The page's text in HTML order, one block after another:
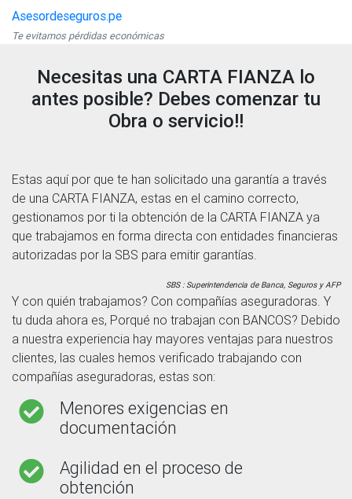
Asesordeseguros.pe
Te evitamos pérdidas económicas
Necesitas una CARTA FIANZA lo
antes posible? Debes comenzar tu
Obra o servicio!!
Estas aquí por que te han solicitado una garantía a través
de una CARTA FIANZA, estas en el camino correcto,
gestionamos por ti la obtención de la CARTA FIANZA ya
que trabajamos en forma directa con entidades financieras
autorizadas por la SBS para emitir garantías.
SBS : Superintendencia de Banca, Seguros y AFP
Y con quién trabajamos? Con compañías aseguradoras. Y
tu duda ahora es, Porqué no trabajan con BANCOS? Debido
a nuestra experiencia hay mayores ventajas para nuestros
clientes, las cuales hemos verificado trabajando con
compañías aseguradoras, estas son:
Menores exigencias en
documentación
Agilidad en el proceso de
obtención